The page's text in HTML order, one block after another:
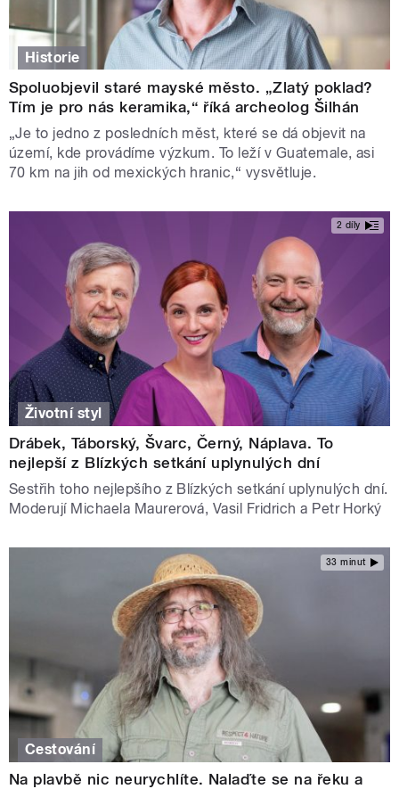
Historie
Spoluobjevil staré mayské město. „Zlatý poklad?
Tím je pro nás keramika,“ říká archeolog Šilhán
„Je to jedno z posledních měst, které se dá objevit na
území, kde provádíme výzkum. To leží v Guatemale, asi
70 km na jih od mexických hranic,“ vysvětluje.
2 díly
Životní styl
Drábek, Táborský, Švarc, Černý, Náplava. To
nejlepší z Blízkých setkání uplynulých dní
Sestřih toho nejlepšího z Blízkých setkání uplynulých dní.
Moderují Michaela Maurerová, Vasil Fridrich a Petr Horký
33 minut
Cestování
Na plavbě nic neurychlíte. Nalaďte se na řeku a